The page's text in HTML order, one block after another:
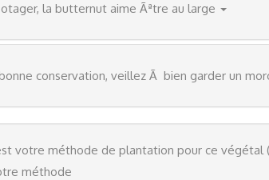
la butternut aime Ãªtre au large
conservation, veillez Ã bien garder un
votre méthode de plantation pour ce végétal
méthode